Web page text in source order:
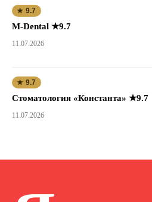
★ 9.7
M-Dental ★9.7
11.07.2026
★ 9.7
Стоматология «Константа» ★9.7
11.07.2026